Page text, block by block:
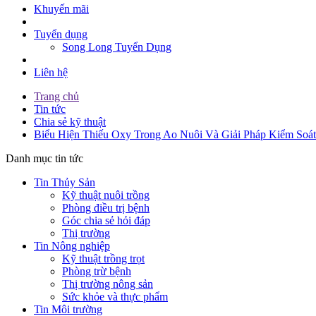
Khuyến mãi
Tuyển dụng
Song Long Tuyển Dụng
Liên hệ
Trang chủ
Tin tức
Chia sẻ kỹ thuật
Biểu Hiện Thiếu Oxy Trong Ao Nuôi Và Giải Pháp Kiểm
Danh mục tin tức
Tin Thủy Sản
Kỹ thuật nuôi trồng
Phòng điều trị bệnh
Góc chia sẻ hỏi đáp
Thị trường
Tin Nông nghiệp
Kỹ thuật trồng trọt
Phòng trừ bệnh
Thị trường nông sản
Sức khỏe và thực phẩm
Tin Môi trường